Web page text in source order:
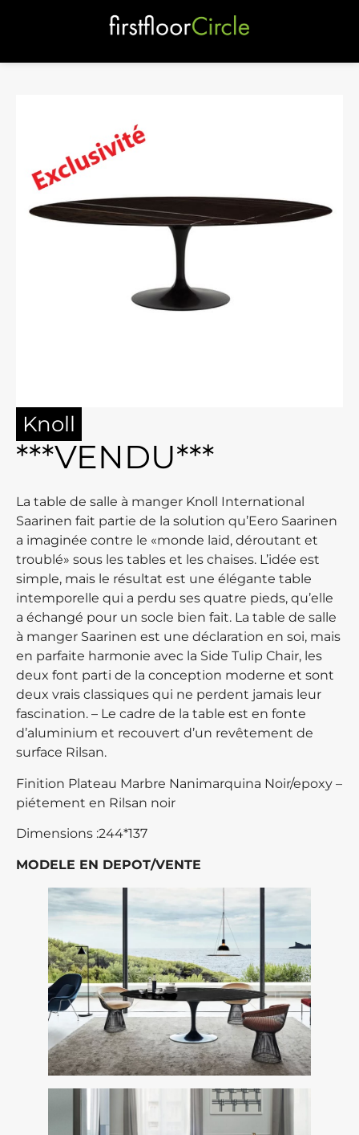
Knoll
***VENDU***
La table de salle à manger Knoll International
Saarinen fait partie de la solution qu’Eero Saarinen
a imaginée contre le «monde laid, déroutant et
troublé» sous les tables et les chaises. L’idée est
simple, mais le résultat est une élégante table
intemporelle qui a perdu ses quatre pieds, qu’elle
a échangé pour un socle bien fait. La table de salle
à manger Saarinen est une déclaration en soi, mais
en parfaite harmonie avec la Side Tulip Chair, les
deux font parti de la conception moderne et sont
deux vrais classiques qui ne perdent jamais leur
fascination. – Le cadre de la table est en fonte
d’aluminium et recouvert d’un revêtement de
surface Rilsan.
Finition Plateau Marbre Nanimarquina Noir/epoxy –
piétement en Rilsan noir
Dimensions :244*137
MODELE EN DEPOT/VENTE